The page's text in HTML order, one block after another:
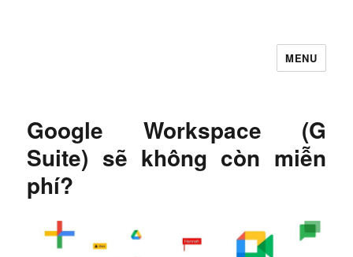
MENU
Google Workspace (G
Suite) sẽ không còn miễn
phí?